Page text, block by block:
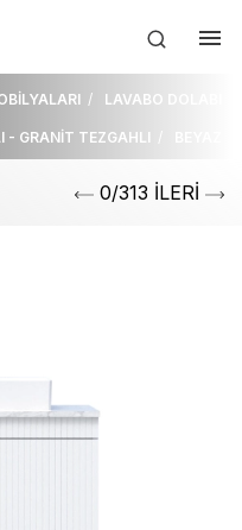
LAVABO DOLABI
- GRANİT TEZGAHLI
0/313 İLERİ